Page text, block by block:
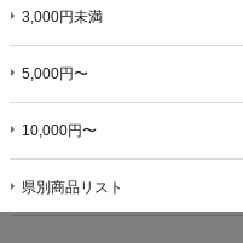
3,000円未満
5,000円〜
10,000円〜
県別商品リスト